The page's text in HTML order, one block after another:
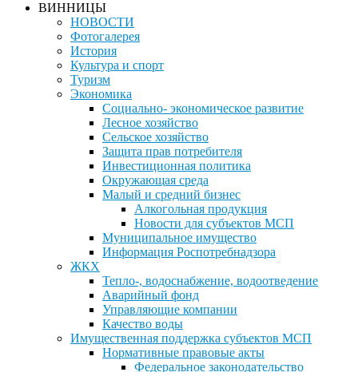
ВИННИЦЫ
НОВОСТИ
Фотогалерея
История
Культура и спорт
Туризм
Экономика
Социально- экономическое развитие
Лесное хозяйство
Сельское хозяйство
Защита прав потребителя
Инвестиционная политика
Окружающая среда
Малый и средний бизнес
Алкогольная продукция
Новости для субъектов МСП
Муниципальное имущество
Информация Роспотребнадзора
ЖКХ
Тепло-, водоснабжение, водоотведение
Аварийный фонд
Управляющие компании
Качество воды
Имущественная поддержка субъектов МСП
Нормативные правовые акты
Федеральное законодательство